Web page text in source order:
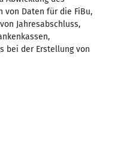
von Daten für die FiBu,
Jahresabschluss,
bei der Erstellung von